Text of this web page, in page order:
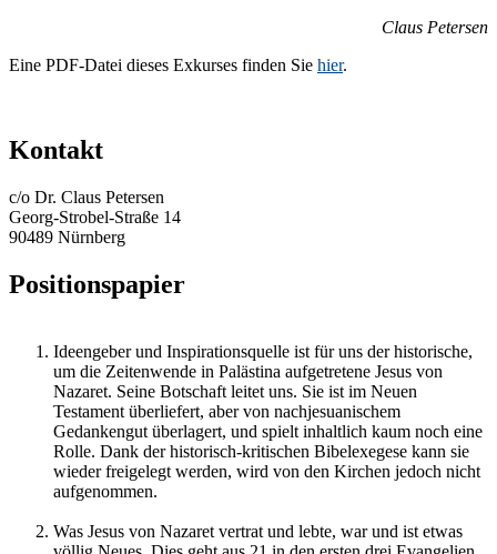
Claus Petersen
Eine PDF-Datei dieses Exkurses finden Sie hier.
Kontakt
c/o Dr. Claus Petersen
Georg-Strobel-Straße 14
90489 Nürnberg
Positionspapier
Ideengeber und Inspirationsquelle ist für uns der historische,
um die Zeitenwende in Palästina aufgetretene Jesus von
Nazaret. Seine Botschaft leitet uns. Sie ist im Neuen
Testament überliefert, aber von nachjesuanischem
Gedankengut überlagert, und spielt inhaltlich kaum noch eine
Rolle. Dank der historisch-kritischen Bibelexegese kann sie
wieder freigelegt werden, wird von den Kirchen jedoch nicht
aufgenommen.
Was Jesus von Nazaret vertrat und lebte, war und ist etwas